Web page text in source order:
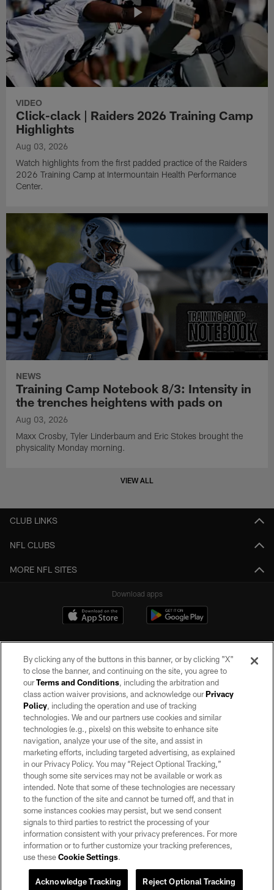
VIDEO
Click-clack | Raiders 2026 Training Camp
Highlights
Aug 03, 2026
Watch highlights from the first padded practice of the Raiders
2026 Training Camp at Intermountain Health Performance
Center.
NEWS
Training Camp Notebook 8/3: Intensity in
the trenches heightens with pads on
Aug 03, 2026
Maxx Crosby, Tyler Linderbaum and Eric Stokes brought the
physicality Monday morning.
VIEW ALL
CLUB LINKS
NFL CLUBS
MORE NFL SITES
Download apps
©2026 by the Las Vegas Raiders. All rights reserved. No portion of this site
may be reproduced without the express written permission of the Las Vegas
Raiders.
PRIVACY POLICY
TERMS OF SERVICE
ACCESSIBILITY
AD CHOICES
YOUR PRIVACY CHOICES
COOKIE SETTINGS
By clicking any of the buttons in this banner, or by clicking "X"
to close the banner, and continuing on the site, you agree to
ourTerms and Conditions, including the arbitration and
class action waiver provisions, and acknowledge ourPrivacy
Policy, including the operation and use of tracking
technologies. We and our partners use cookies and similar
technologies (e.g., pixels) on this website to enhance site
navigation, analyze your use of the site, and assist in
marketing efforts, including targeted advertising, as explained
in our Privacy Policy. You may “Reject Optional Tracking,”
though some site services may not be available or work as
intended. Note that some of these technologies are necessary
to the function of the site and cannot be turned off, and that in
some instances cookies may persist, but we send consent
signals to third parties to restrict the processing of your
information consistent with your privacy preferences. For more
information or to further customize your tracking preferences,
use theseCookie Settings.
Reject Optional Tracking
Acknowledge Tracking